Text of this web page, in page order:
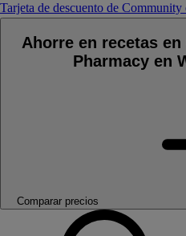
Tarjeta de descuento de
Ahorre en recetas
Pharmacy en
Comparar precios